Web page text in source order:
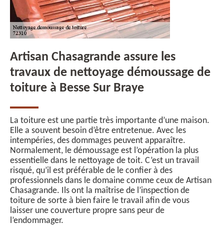
Artisan Chasagrande assure les
travaux de nettoyage démoussage de
toiture à Besse Sur Braye
La toiture est une partie très importante d’une maison.
Elle a souvent besoin d’être entretenue. Avec les
intempéries, des dommages peuvent apparaître.
Normalement, le démoussage est l’opération la plus
essentielle dans le nettoyage de toit. C’est un travail
risqué, qu’il est préférable de le confier à des
professionnels dans le domaine comme ceux de Artisan
Chasagrande. Ils ont la maîtrise de l’inspection de
toiture de sorte à bien faire le travail afin de vous
laisser une couverture propre sans peur de
l’endommager.